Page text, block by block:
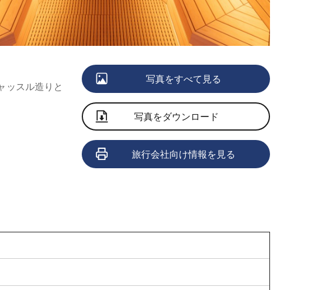
ッスル造りと
写真をすべて見る
写真をダウンロード
旅行会社向け情報を見る